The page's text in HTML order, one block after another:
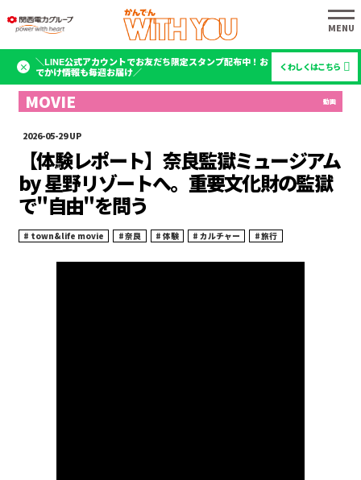
＼LINE公式アカウントでお友だち限定スタンプ配布中！お
でかけ情報も毎週お届け／
くわしくはこちら
【体験レポート】奈良監獄ミュージアム
by 星野リゾートへ。重要文化財の監獄
で"自由"を問う
2026-05-29
town&life movie 奈良 体験 カルチャー 旅行